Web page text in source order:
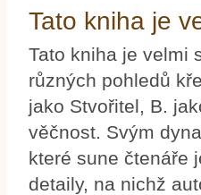
Tato kniha je
Tato kniha je velmi
různých pohledů
jako Stvořitel, B.
věčnost. Svým
které sune čtenáře
detaily, na nichž